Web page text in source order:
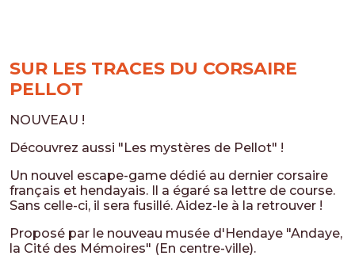
SUR LES TRACES DU CORSAIRE
PELLOT
NOUVEAU !
Découvrez aussi "Les mystères de Pellot" !
Un nouvel escape-game dédié au dernier corsaire
français et hendayais. Il a égaré sa lettre de course.
Sans celle-ci, il sera fusillé. Aidez-le à la retrouver !
Proposé par le nouveau musée d'Hendaye "Andaye,
la Cité des Mémoires" (En centre-ville).